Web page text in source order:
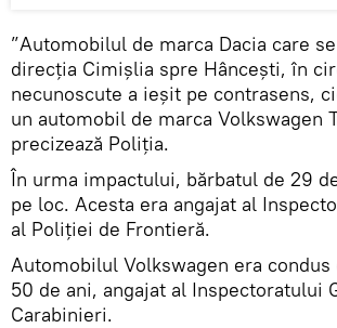
”Automobilul de marca Dacia care
direcția Cimișlia spre Hâncești, în
necunoscute a ieșit pe contrasens,
un automobil de marca Volkswagen
precizează Poliția.
În urma impactului, bărbatul de 29
pe loc. Acesta era angajat al
al Poliției de Frontieră.
Automobilul Volkswagen era condus
50 de ani, angajat al Inspectoratului
Carabinieri.